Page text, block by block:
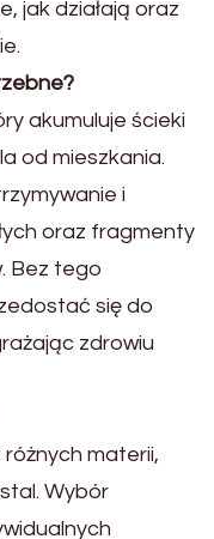
jak działają oraz
akumuluje ścieki
od mieszkania.
i
oraz fragmenty
Bez tego
się do
zdrowiu
materii,
Wybór